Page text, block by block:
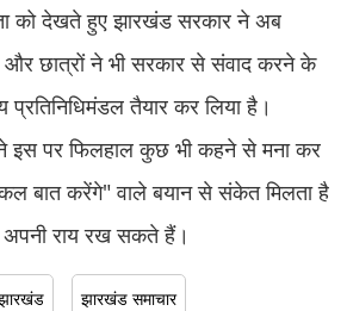
को देखते हुए झारखंड सरकार ने अब
और छात्रों ने भी सरकार से संवाद करने के
तैयार कर लिया है।
ने इस पर फिलहाल कुछ भी कहने से मना कर
बात करेंगे" वाले बयान से संकेत मिलता है
राय रख सकते हैं।
झारखंड समाचार